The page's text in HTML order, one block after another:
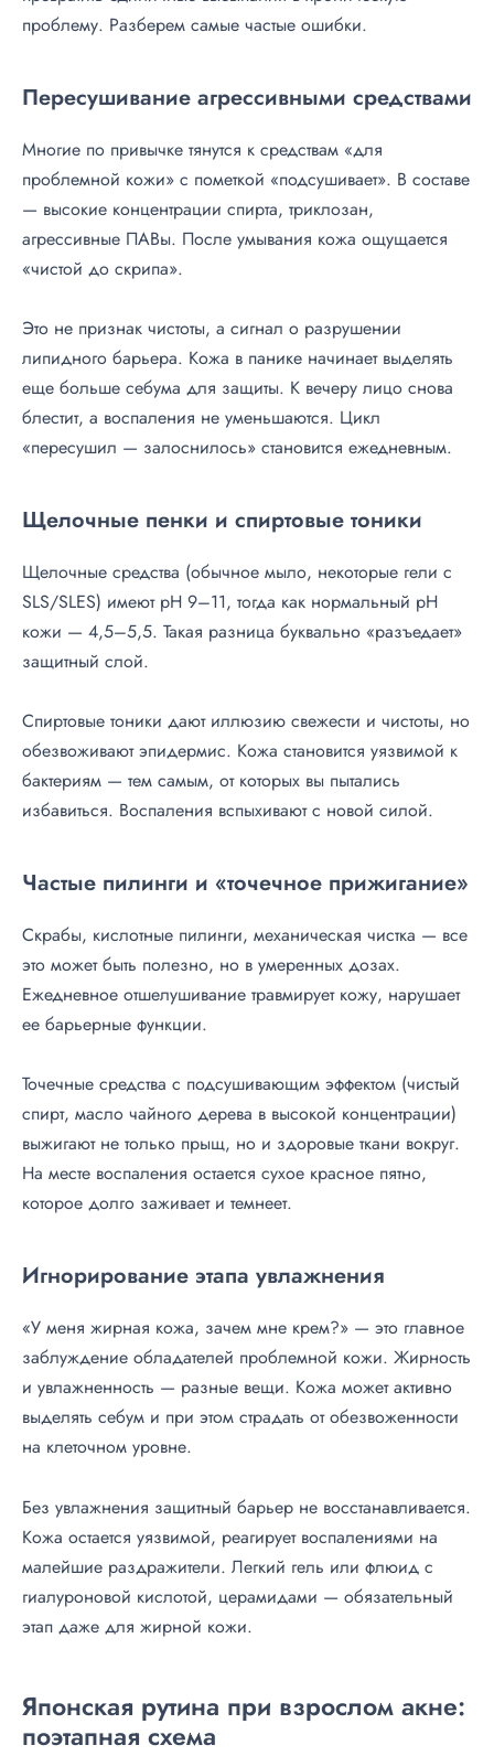
проблему. Разберем самые частые ошибки.
Пересушивание агрессивными средствами
Многие по привычке тянутся к средствам «для
проблемной кожи» с пометкой «подсушивает». В составе
— высокие концентрации спирта, триклозан,
агрессивные ПАВы. После умывания кожа ощущается
«чистой до скрипа».
Это не признак чистоты, а сигнал о разрушении
липидного барьера. Кожа в панике начинает выделять
еще больше себума для защиты. К вечеру лицо снова
блестит, а воспаления не уменьшаются. Цикл
«пересушил — залоснилось» становится ежедневным.
Щелочные пенки и спиртовые тоники
Щелочные средства (обычное мыло, некоторые гели с
SLS/SLES) имеют pH 9–11, тогда как нормальный pH
кожи — 4,5–5,5. Такая разница буквально «разъедает»
защитный слой.
Спиртовые тоники дают иллюзию свежести и чистоты, но
обезвоживают эпидермис. Кожа становится уязвимой к
бактериям — тем самым, от которых вы пытались
избавиться. Воспаления вспыхивают с новой силой.
Частые пилинги и «точечное прижигание»
Скрабы, кислотные пилинги, механическая чистка — все
это может быть полезно, но в умеренных дозах.
Ежедневное отшелушивание травмирует кожу, нарушает
ее барьерные функции.
Точечные средства с подсушивающим эффектом (чистый
спирт, масло чайного дерева в высокой концентрации)
выжигают не только прыщ, но и здоровые ткани вокруг.
На месте воспаления остается сухое красное пятно,
которое долго заживает и темнеет.
Игнорирование этапа увлажнения
«У меня жирная кожа, зачем мне крем?» — это главное
заблуждение обладателей проблемной кожи. Жирность
и увлажненность — разные вещи. Кожа может активно
выделять себум и при этом страдать от обезвоженности
на клеточном уровне.
Без увлажнения защитный барьер не восстанавливается.
Кожа остается уязвимой, реагирует воспалениями на
малейшие раздражители. Легкий гель или флюид с
гиалуроновой кислотой, церамидами — обязательный
этап даже для жирной кожи.
Японская рутина при взрослом акне:
поэтапная схема